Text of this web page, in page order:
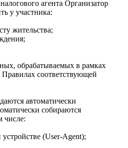
агента Организатор
у участника:
жительства;
обрабатываемых в рамках
соответствующей
автоматически
собираются
числе:
(User-Agent);